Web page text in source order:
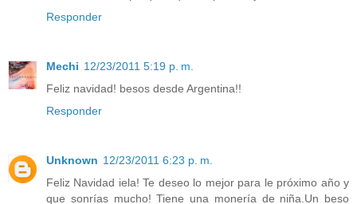
Responder
Mechi 12/23/2011 5:19 p. m.
Feliz navidad! besos desde Argentina!!
Responder
Unknown 12/23/2011 6:23 p. m.
Feliz Navidad iela! Te deseo lo mejor para le próximo año y
que sonrías mucho! Tiene una monería de niña.Un beso